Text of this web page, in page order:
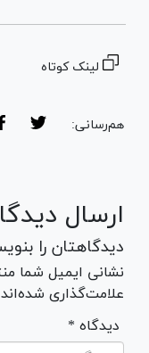
لینک کوتاه
هم‌رسانی:
ارسال
دیدگاهتان را
نشانی ایمیل شما
علامت‌گذاری
* دیدگاه